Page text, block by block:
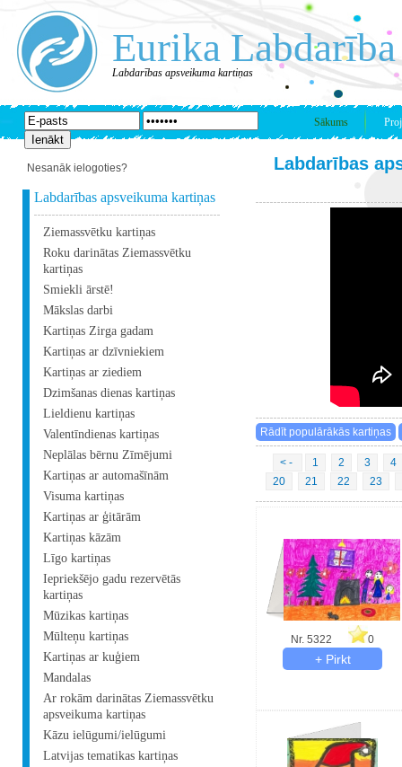
Eurika Labdarība
Labdarības apsveikuma kartiņas
Sākums
Nesanāk ielogoties?
Labdarības apsveikuma kartiņas
Ziemassvētku kartiņas
Roku darinātas Ziemassvētku
kartiņas
Smiekli ārstē!
Mākslas darbi
Kartiņas Zirga gadam
Kartiņas ar dzīvniekiem
Kartiņas ar ziediem
Dzimšanas dienas kartiņas
Lieldienu kartiņas
Valentīndienas kartiņas
Neplālas bērnu Zīmējumi
Kartiņas ar automašīnām
Visuma kartiņas
Kartiņas ar ģitārām
Kartiņas kāzām
Līgo kartiņas
Iepriekšējo gadu rezervētās
kartiņas
Mūzikas kartiņas
Mūlteņu kartiņas
Kartiņas ar kuģiem
Mandalas
Ar rokām darinātas Ziemassvētku
apsveikuma kartiņas
Kāzu ielūgumi/ielūgumi
Latvijas tematikas kartiņas
Labdarības
< - 1 2 3
4
20
21 22 23
Nr. 5322 0